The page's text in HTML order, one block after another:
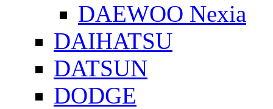
DAEWOO Nexia
DAIHATSU
DATSUN
DODGE